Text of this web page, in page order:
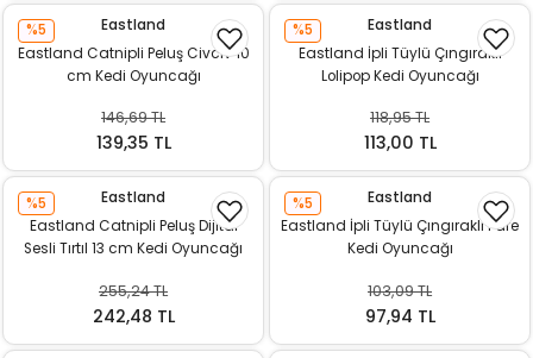
%5
Eastland
Eastland Catnipli Peluş Civciv 10
cm Kedi Oyuncağı
146,69 TL
139,35 TL
%5
Eastland
Eastland İpli Tüylü Çıngıraklı
Lolipop Kedi Oyuncağı
118,95 TL
113,00 TL
%5
Eastland
Eastland Catnipli Peluş Dijital
Sesli Tırtıl 13 cm Kedi Oyuncağı
255,24 TL
242,48 TL
%5
Eastland
Eastland İpli Tüylü Çıngıraklı Fare
Kedi Oyuncağı
103,09 TL
97,94 TL